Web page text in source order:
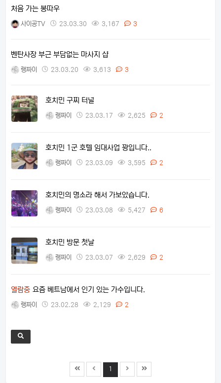
처음 가는 봉따우
사이공TV 23.03.30 3,167 3
벤탄사장 부근 부담없는 마사지 샵
랭짜이 23.03.20 3,613 3
호치민 구찌 터널
랭짜이 23.03.17 2,625 2
호치민 1군 호텔 임대사업 꽝입니다..
랭짜이 23.03.09 3,595 2
호치민의 명소라 해서 가보았습니다.
랭짜이 23.03.08 5,427 6
호치민 방문 첫날
랭짜이 23.03.07 2,629 2
열람중 요즘 베트남에서 인기 있는 가수입니다.
랭짜이 23.02.28 2,129 2
1